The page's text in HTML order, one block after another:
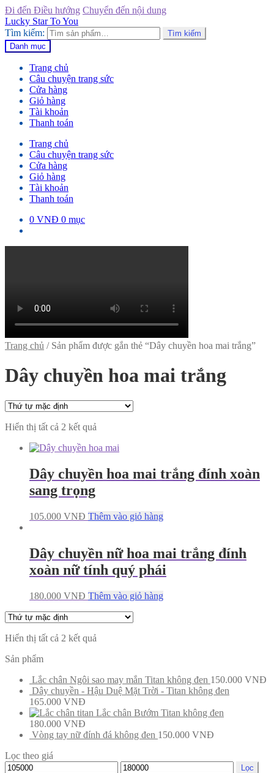
Đi đến Điều hướng Chuyển đến nội dung
Lucky Star To You
Tìm kiếm:
Tìm kiếm
Danh mục
Trang chủ
Câu chuyện trang sức
Cửa hàng
Giỏ hàng
Tài khoản
Thanh toán
Trang chủ
Câu chuyện trang sức
Cửa hàng
Giỏ hàng
Tài khoản
Thanh toán
0 VNĐ 0 mục
Trang chủ / Sản phẩm được gắn thẻ “Dây chuyền hoa mai trắng”
Dây chuyền hoa mai trắng
Hiển thị tất cả 2 kết quả
Dây chuyền hoa mai trắng đính xoàn
sang trọng
105.000 VNĐ Thêm vào giỏ hàng
Dây chuyền nữ hoa mai trắng đính
xoàn nữ tính quý phái
180.000 VNĐ Thêm vào giỏ hàng
Hiển thị tất cả 2 kết quả
Sản phẩm
Lắc chân Ngôi sao may mắn Titan không đen 150.000 VNĐ
Dây chuyền - Hậu Duệ Mặt Trời - Titan không đen
165.000 VNĐ
Lắc chân Bướm Titan không đen
180.000 VNĐ
Vòng tay nữ đính đá không đen 150.000 VNĐ
Lọc theo giá
Lọc